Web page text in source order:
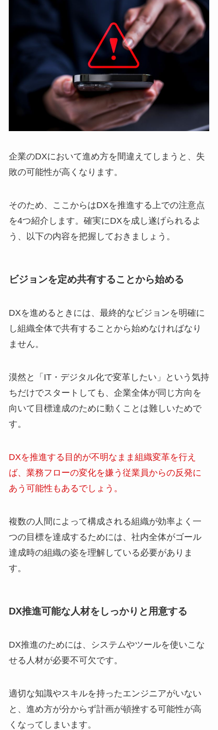
企業のDXにおいて進め方を間違えてしまうと、失
敗の可能性が高くなります。
そのため、ここからはDXを推進する上での注意点
を4つ紹介します。確実にDXを成し遂げられるよ
う、以下の内容を把握しておきましょう。
ビジョンを定め共有することから始める
DXを進めるときには、最終的なビジョンを明確に
し組織全体で共有することから始めなければなり
ません。
漠然と「IT・デジタル化で変革したい」という気持
ちだけでスタートしても、企業全体が同じ方向を
向いて目標達成のために動くことは難しいためで
す。
DXを推進する目的が不明なまま組織変革を行え
ば、業務フローの変化を嫌う従業員からの反発に
あう可能性もあるでしょう。
複数の人間によって構成される組織が効率よく一
つの目標を達成するためには、社内全体がゴール
達成時の組織の姿を理解している必要がありま
す。
DX推進可能な人材をしっかりと用意する
DX推進のためには、システムやツールを使いこな
せる人材が必要不可欠です。
適切な知識やスキルを持ったエンジニアがいない
と、進め方が分からず計画が頓挫する可能性が高
くなってしまいます。